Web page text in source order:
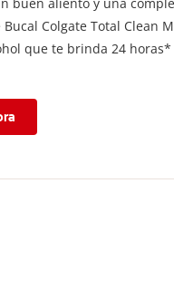
buen aliento y una
Colgate Total Clean
que te brinda 24